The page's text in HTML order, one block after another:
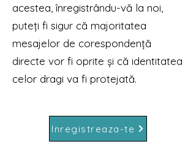
acestea, înregistrându-vă la noi,
puteți fi sigur că majoritatea
mesajelor de corespondență
directe vor fi oprite și că identitatea
celor dragi va fi protejată.
Inregistreaza-te